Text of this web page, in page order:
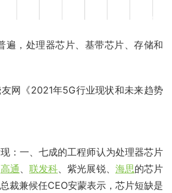
遍，处理器芯片、基带芯片、存储和
网《2021年5G行业现状和未来趋势
：一、七成的工程师认为处理器芯片
高通 联发科 、紫光展锐、 海思的芯片
裁兼候任CEO安蒙表示，芯片短缺是